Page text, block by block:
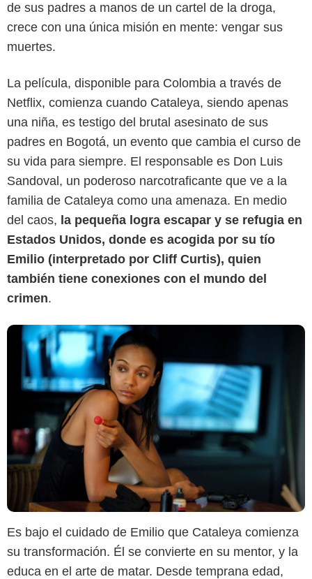
de sus padres a manos de un cartel de la droga,
crece con una única misión en mente: vengar sus
muertes.
La película, disponible para Colombia a través de
Netflix, comienza cuando Cataleya, siendo apenas
una niña, es testigo del brutal asesinato de sus
padres en Bogotá, un evento que cambia el curso de
su vida para siempre. El responsable es Don Luis
Sandoval, un poderoso narcotraficante que ve a la
familia de Cataleya como una amenaza. En medio
del caos, la pequeña logra escapar y se refugia en
Estados Unidos, donde es acogida por su tío
Emilio (interpretado por Cliff Curtis), quien
también tiene conexiones con el mundo del
crimen.
Netflix
Es bajo el cuidado de Emilio que Cataleya comienza
su transformación. Él se convierte en su mentor, y la
educa en el arte de matar. Desde temprana edad,